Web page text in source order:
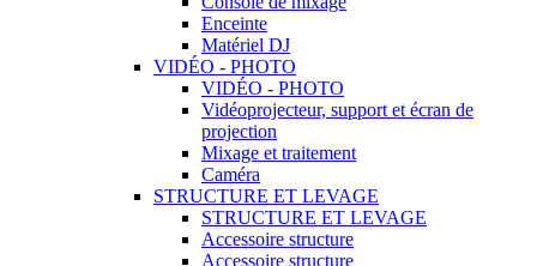
Enceinte
Matériel DJ
VIDÉO - PHOTO
VIDÉO - PHOTO
Vidéoprojecteur, support et écran de
projection
Mixage et traitement
Caméra
STRUCTURE ET LEVAGE
STRUCTURE ET LEVAGE
Accessoire structure
Accessoire structure